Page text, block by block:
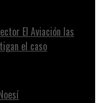
El Aviación las
el caso